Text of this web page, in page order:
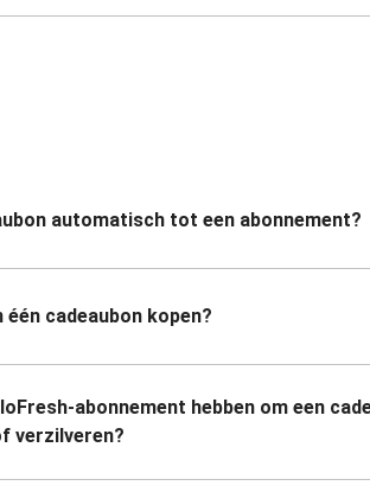
automatisch tot een abonnement?
één cadeaubon kopen?
abonnement hebben om een
verzilveren?